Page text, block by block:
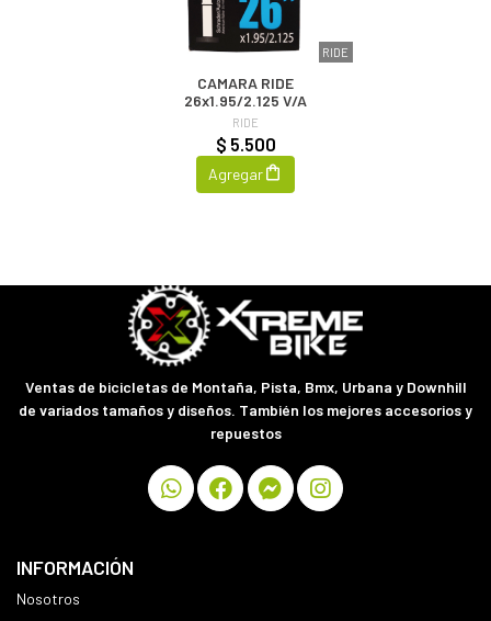
RIDE
CAMARA RIDE
26x1.95/2.125 V/A
RIDE
$ 5.500
Agregar
Ventas de bicicletas de Montaña, Pista, Bmx, Urbana y Downhill
de variados tamaños y diseños. También los mejores accesorios y
repuestos
INFORMACIÓN
Nosotros